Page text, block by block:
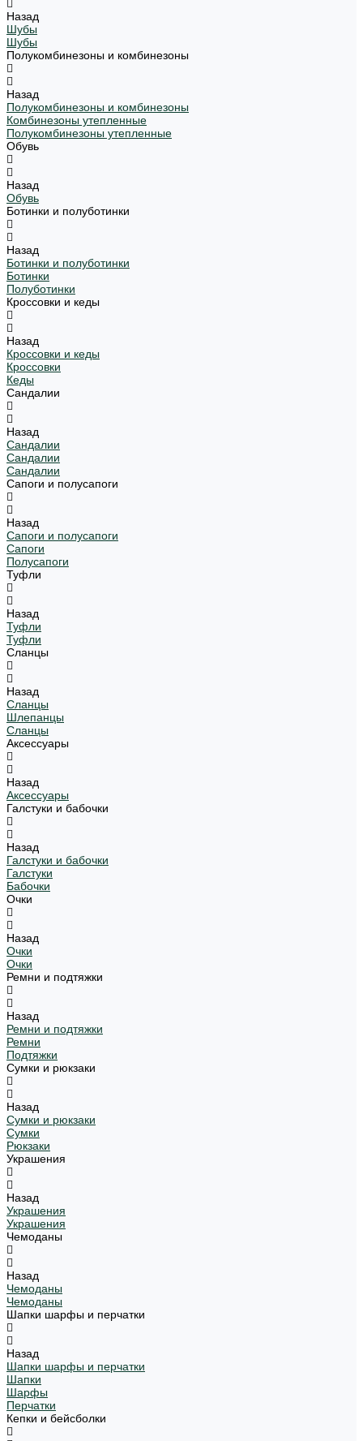
Назад
Шубы
Шубы
Полукомбинезоны и комбинезоны
Назад
Полукомбинезоны и комбинезоны
Комбинезоны утепленные
Полукомбинезоны утепленные
Обувь
Назад
Обувь
Ботинки и полуботинки
Назад
Ботинки и полуботинки
Ботинки
Полуботинки
Кроссовки и кеды
Назад
Кроссовки и кеды
Кроссовки
Кеды
Сандалии
Назад
Сандалии
Сандалии
Сандалии
Сапоги и полусапоги
Назад
Сапоги и полусапоги
Сапоги
Полусапоги
Туфли
Назад
Туфли
Туфли
Сланцы
Назад
Сланцы
Шлепанцы
Сланцы
Аксессуары
Назад
Аксессуары
Галстуки и бабочки
Назад
Галстуки и бабочки
Галстуки
Бабочки
Очки
Назад
Очки
Очки
Ремни и подтяжки
Назад
Ремни и подтяжки
Ремни
Подтяжки
Сумки и рюкзаки
Назад
Сумки и рюкзаки
Сумки
Рюкзаки
Украшения
Назад
Украшения
Украшения
Чемоданы
Назад
Чемоданы
Чемоданы
Шапки шарфы и перчатки
Назад
Шапки шарфы и перчатки
Шапки
Шарфы
Перчатки
Кепки и бейсболки